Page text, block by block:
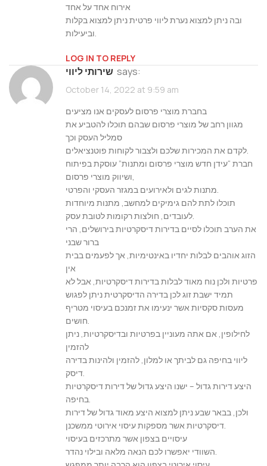
אירוח אחד על אחד
ובה ניתן למצוא נערת ליווי פרטית ניתן למצוא בקלות
LOG IN TO REPLY
שירותי ליווי says:
October 14, 2022 at 9:59 am
בחברת מוצרי פרסום לעסקים אנו מציעים
מגוון רחב של מוצרי פרסום שבהם תוכלו להטביע את
סמליל העסק וכך
לקדם את המכירות שלכם ולצבור לקוחות פוטנציאלים.
חברת “עידן חדש מוצרי פרסום ומתנות” עוסקת בפיתוח
ושיווק מוצרי פרסום,
מתנות לגים ולאירועים במגזר העסקי והפרטי.
תוכלו לתת להם גימיקים למחשב, מתנות מיוחדות
לעובדים, חולצות רקומות לטובת עסק.
את הערב תוכלו לסיים בדירות דיסקרטיות בירושלים, הרי
ברור שבני
הזוג אוהבים לבלות יחדיו באינטימיות, אך לפעמים בבית
אין
פרטיות ולכן נוח מאוד לבלות בדירות דיסקרטיות, אבל לא
תמיד ישבת זוג לכן בדירה הדיסקרטית ניתן לפגוש
מעסות סקסיות אשר ינעימו את זמנכם בעיסוי מטריף
חושים.
לחילופין, אם אתה מעוניין בפרטיות ובדיסקרטיות, ניתן
להזמין
ליווי בחיפה גם לביתך או למלון, להזמין ולהינות בדירה
דיסק.
היצע דירות גדול – ישנו היצע גדול של דירות דיסקרטיות
בחיפה.
ולכן, בבאר שבע ניתן למצוא היצע מאוד גדול של דירות
דיסקרטיות אשר מספקות עיסוי אירוטי ממשכנן.
עיסויים בצפון אשר מתרכזים בעיסוי
השוודי יאפשרו לכם הנאה מלאה ובילוי נהדר.